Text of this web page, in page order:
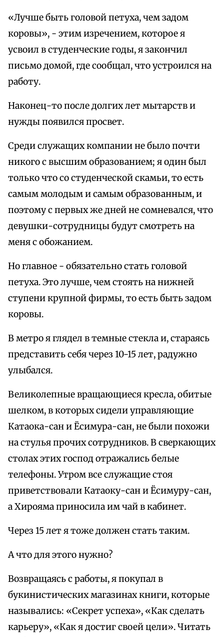
«Лучше быть головой петуха, чем задом
коровы», - этим изречением, которое я
усвоил в студенческие годы, я закончил
письмо домой, где сообщал, что устроился на
работу.
Наконец-то после долгих лет мытарств и
нужды появился просвет.
Среди служащих компании не было почти
никого с высшим образованием; я один был
только что со студенческой скамьи, то есть
самым молодым и самым образованным, и
поэтому с первых же дней не сомневался, что
девушки-сотрудницы будут смотреть на
меня с обожанием.
Но главное - обязательно стать головой
петуха. Это лучше, чем стоять на нижней
ступени крупной фирмы, то есть быть задом
коровы.
В метро я глядел в темные стекла и, стараясь
представить себя через 10-15 лет, радужно
улыбался.
Великолепные вращающиеся кресла, обитые
шелком, в которых сидели управляющие
Катаока-сан и Ёсимура-сан, не были похожи
на стулья прочих сотрудников. В сверкающих
столах этих господ отражались белые
телефоны. Утром все служащие стоя
приветствовали Катаоку-сан и Ёсимуру-сан,
а Хирояма приносила им чай в кабинет.
Через 15 лет я тоже должен стать таким.
А что для этого нужно?
Возвращаясь с работы, я покупал в
букинистических магазинах книги, которые
назывались: «Секрет успеха», «Как сделать
карьеру», «Как я достиг своей цели». Читать